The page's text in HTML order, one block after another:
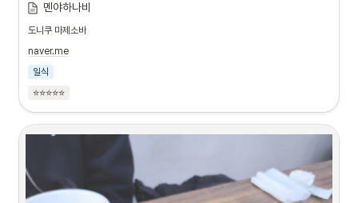
멘야하나비
도니쿠 마제소바
naver.me
일식
⭐⭐⭐⭐⭐